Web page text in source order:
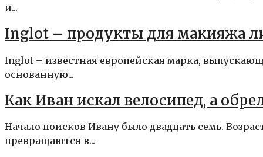
и...
Inglot – продукты для макияжа
Inglot – известная европейская марка,
основанную...
Как Иван искал велосипед, а
Начало поисков Ивану было двадцать семь.
превращаются в...